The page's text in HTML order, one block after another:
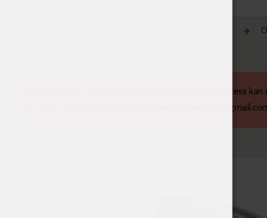
De webshop is momenteel gesloten, het bestel process
uur voor het ophalen mailen op